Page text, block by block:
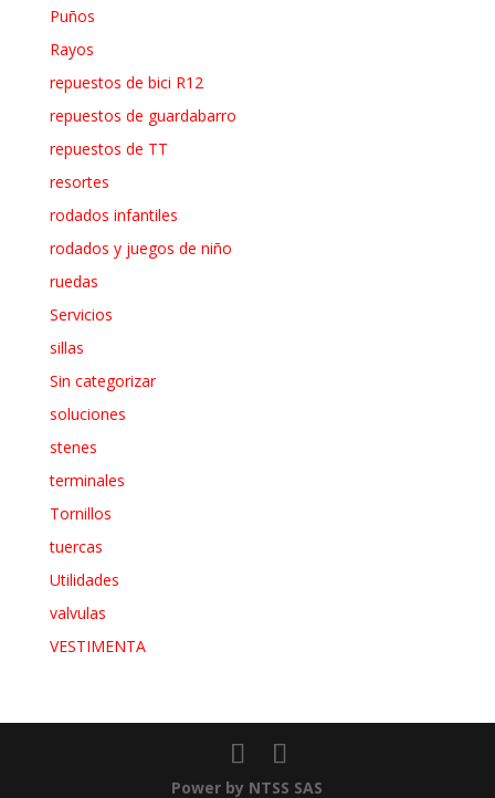
Puños
Rayos
repuestos de bici R12
repuestos de guardabarro
repuestos de TT
resortes
rodados infantiles
rodados y juegos de niño
ruedas
Servicios
sillas
Sin categorizar
soluciones
stenes
terminales
Tornillos
tuercas
Utilidades
valvulas
VESTIMENTA
Power by NTSS SAS